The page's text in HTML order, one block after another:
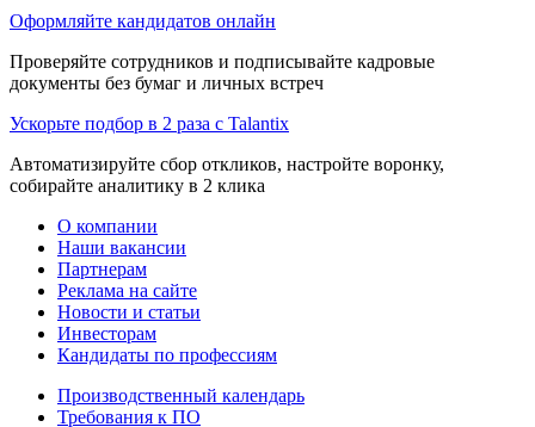
Оформляйте кандидатов онлайн
Проверяйте сотрудников и подписывайте кадровые
документы без бумаг и личных встреч
Ускорьте подбор в 2 раза с Talantix
Автоматизируйте сбор откликов, настройте воронку,
собирайте аналитику в 2 клика
О компании
Наши вакансии
Партнерам
Реклама на сайте
Новости и статьи
Инвесторам
Кандидаты по профессиям
Производственный календарь
Требования к ПО